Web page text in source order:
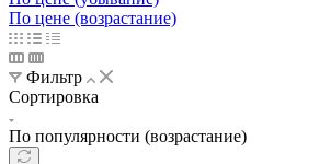
По цене (возрастание)
Фильтр
Сортировка
По популярности (возрастание)